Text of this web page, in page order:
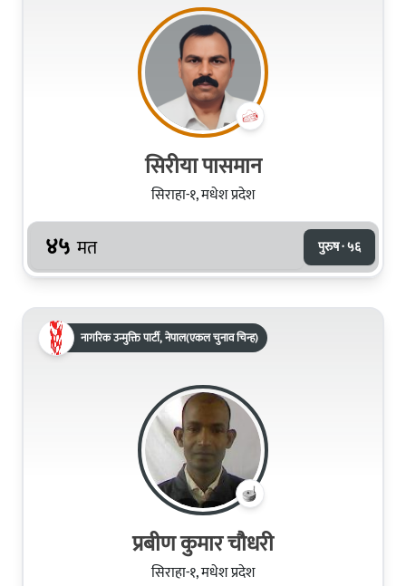
सिरीया पासमान
सिराहा-१, मधेश प्रदेश
४५ मत पुरुष · ५६
नागरिक उन्मुक्ति पार्टी, नेपाल(एकल चुनाव चिन्ह)
प्रबीण कुमार चौधरी
सिराहा-१, मधेश प्रदेश